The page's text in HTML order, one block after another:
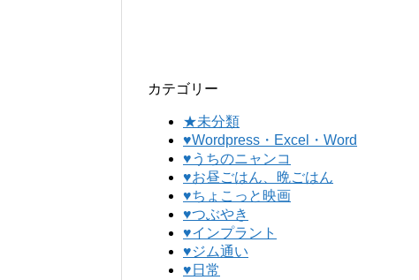
カテゴリー
★未分類
♥Wordpress・Excel・Word
♥うちのニャンコ
♥お昼ごはん、晩ごはん
♥ちょこっと映画
♥つぶやき
♥インプラント
♥ジム通い
♥日常